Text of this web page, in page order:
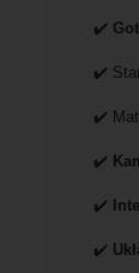
✔️
✔️
✔️
✔️
✔️
✔️